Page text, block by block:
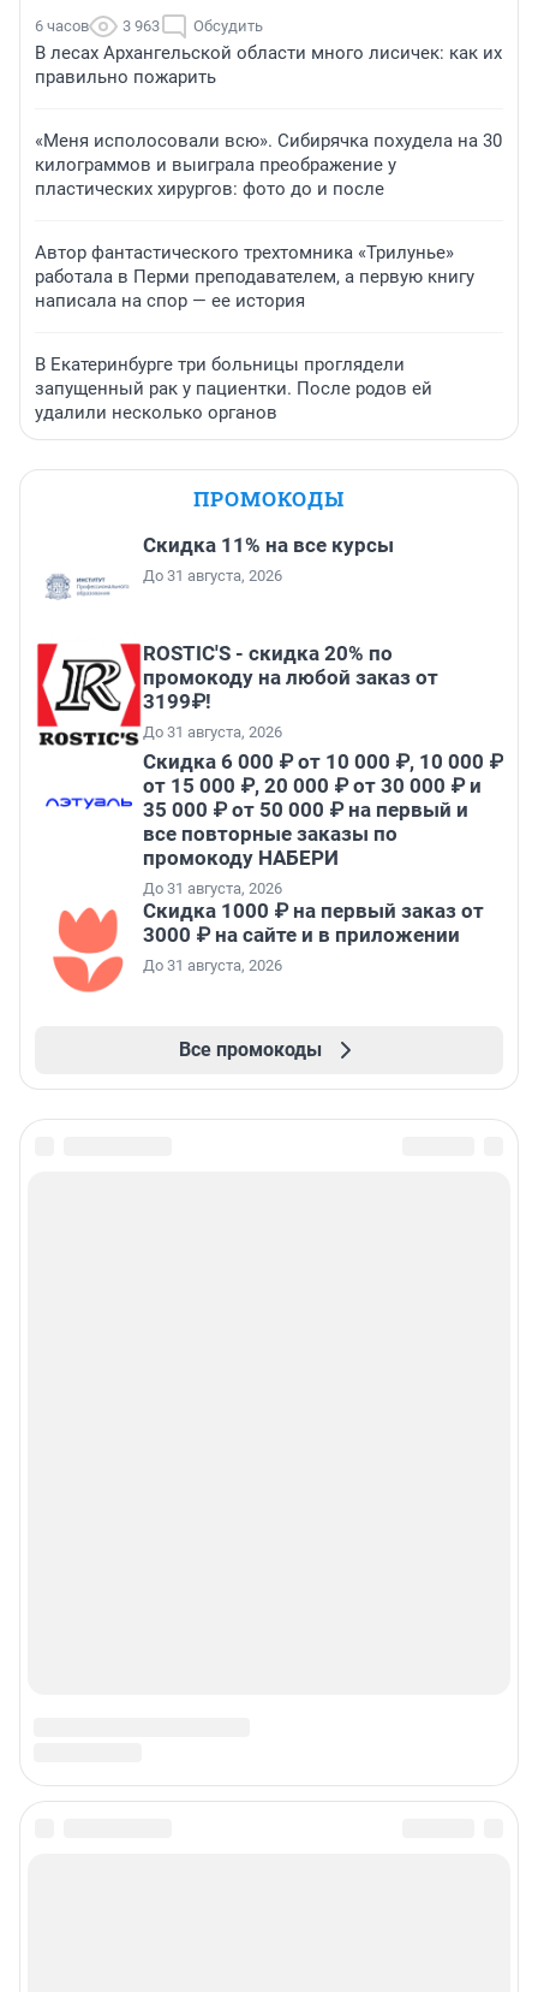
6 часов 3 963 Обсудить
В лесах Архангельской области много лисичек: как их
правильно пожарить
«Меня исполосовали всю». Сибирячка похудела на 30
килограммов и выиграла преображение у
пластических хирургов: фото до и после
Автор фантастического трехтомника «Трилунье»
работала в Перми преподавателем, а первую книгу
написала на спор — ее история
В Екатеринбурге три больницы проглядели
запущенный рак у пациентки. После родов ей
удалили несколько органов
ПРОМОКОДЫ
Скидка 11% на все курсы
До 31 августа, 2026
ROSTIC'S - скидка 20% по
промокоду на любой заказ от
3199₽!
До 31 августа, 2026
Скидка 6 000 ₽ от 10 000 ₽, 10 000 ₽
от 15 000 ₽, 20 000 ₽ от 30 000 ₽ и
35 000 ₽ от 50 000 ₽ на первый и
все повторные заказы по
промокоду НАБЕРИ
До 31 августа, 2026
Скидка 1000 ₽ на первый заказ от
3000 ₽ на сайте и в приложении
До 31 августа, 2026
Все промокоды